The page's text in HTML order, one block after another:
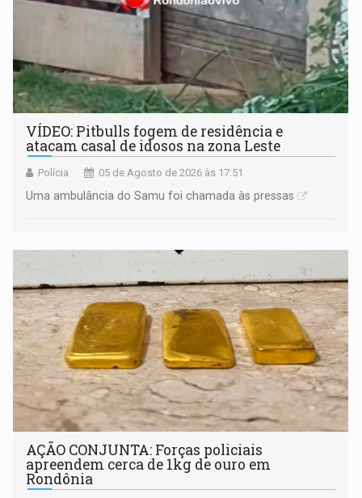
VÍDEO: Pitbulls fogem de residência e
atacam casal de idosos na zona Leste
Polícia 05 de Agosto de 2026 às 17:51
Uma ambulância do Samu foi chamada às pressas
AÇÃO CONJUNTA: Forças policiais
apreendem cerca de 1kg de ouro em
Rondônia